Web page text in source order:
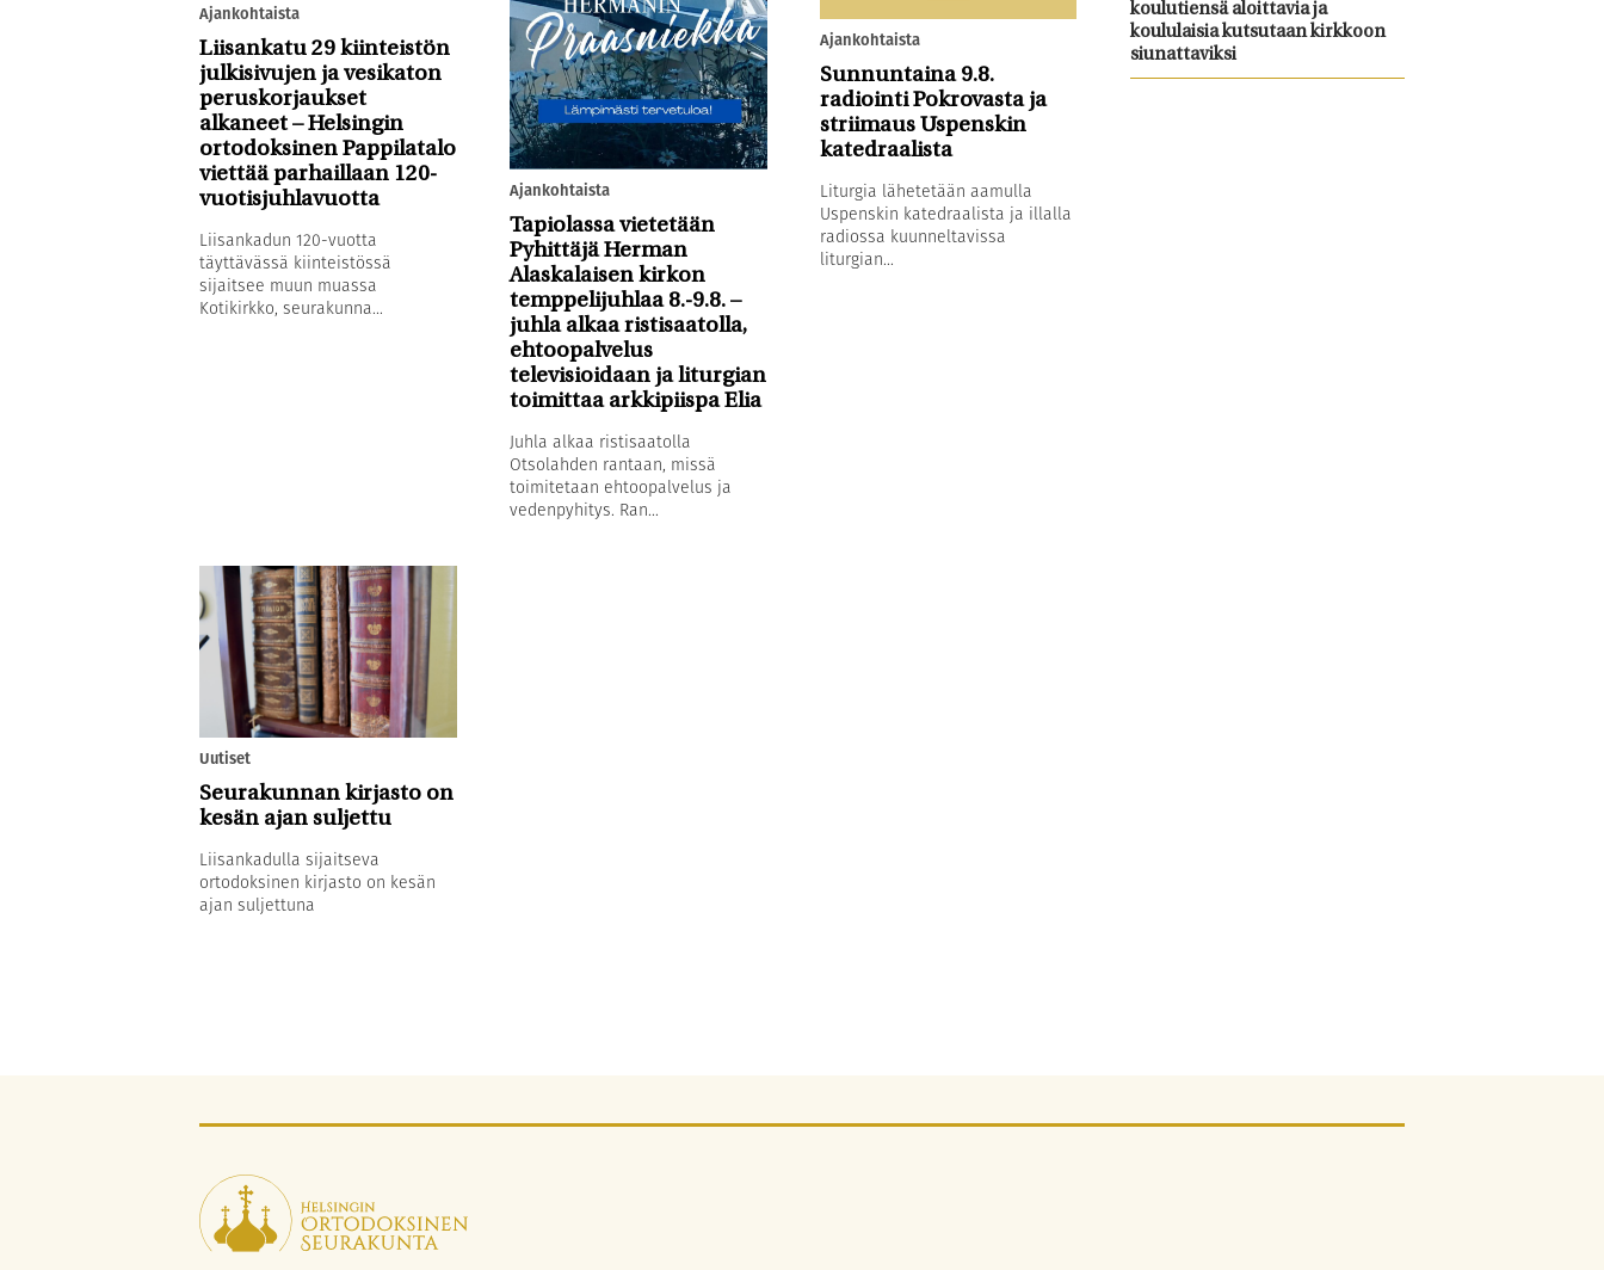
Ajankohtaista
Liisankatu 29 kiinteistön
julkisivujen ja vesikaton
peruskorjaukset
alkaneet – Helsingin
ortodoksinen Pappilatalo
viettää parhaillaan 120-
vuotisjuhlavuotta
Liisankadun 120-vuotta
täyttävässä kiinteistössä
sijaitsee muun muassa
Kotikirkko, seurakunna...
Ajankohtaista
Tapiolassa vietetään
Pyhittäjä Herman
Alaskalaisen kirkon
temppelijuhlaa 8.-9.8. –
juhla alkaa ristisaatolla,
ehtoopalvelus
televisioidaan ja liturgian
toimittaa arkkipiispa Elia
Juhla alkaa ristisaatolla
Otsolahden rantaan, missä
toimitetaan ehtoopalvelus ja
vedenpyhitys. Ran...
Ajankohtaista
Sunnuntaina 9.8.
radiointi Pokrovasta ja
striimaus Uspenskin
katedraalista
Liturgia lähetetään aamulla
Uspenskin katedraalista ja illalla
radiossa kuunneltavissa
liturgian...
Uutiset
Seurakunnan kirjasto on
kesän ajan suljettu
Liisankadulla sijaitseva
ortodoksinen kirjasto on kesän
ajan suljettuna
koulutiensä aloittavia ja
koululaisia kutsutaan kirkkoon
siunattaviksi